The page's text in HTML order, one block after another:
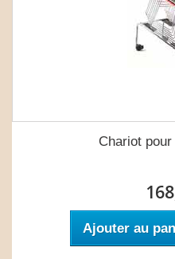
Chariot
Ajouter au